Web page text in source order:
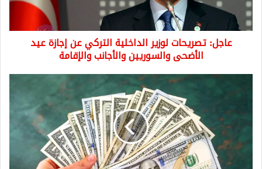
إجازة
عيد
الأضحى
والسوريينعاجل: تصريحات لوزير الداخلية التركي عن إجازة عيد
الأضحى والسوريين والأجانب والإقامة
ليرة
تركية
تساوي
اليوم